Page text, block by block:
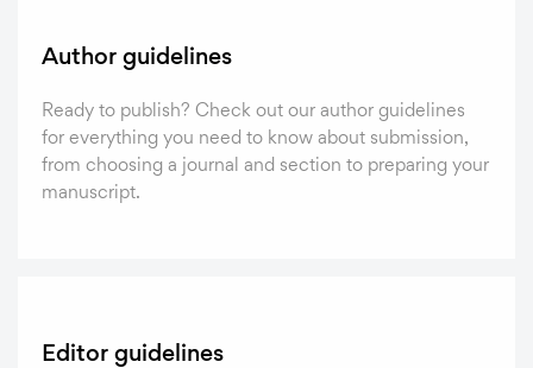
Author guidelines
Ready to publish? Check out our author guidelines
for everything you need to know about submission,
from choosing a journal and section to preparing your
manuscript.
Editor guidelines